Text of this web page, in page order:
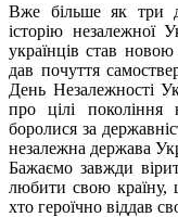
Вже більше як три
історію незалежної
українців став
дав почуття
День Незалежності
про цілі
боролися за
незалежна держава
Бажаємо завжди
любити свою країну,
хто героїчно віддав